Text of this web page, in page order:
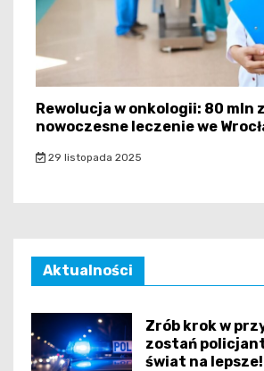
Rewolucja w onkologii: 80 mln
nowoczesne leczenie we
29 listopada 2025
Aktualności
Zrób krok w
zostań
świat na lepsze!